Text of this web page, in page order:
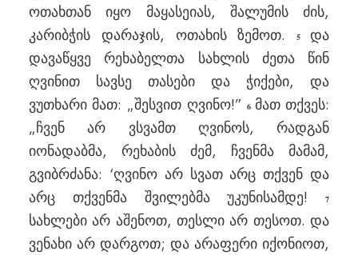
ოთახთან იყო მაყასეიას, შალუმის ძის,
კარიბჭის დარაჯის, ოთახის ზემოთ.5 და
დავაწყვე რეხაბელთა სახლის ძეთა წინ
ღვინით სავსე თასები და ჭიქები, და
ვუთხარი მათ: „შესვით ღვინო!”6 მათ თქვეს:
„ჩვენ არ ვსვამთ ღვინოს, რადგან
იონადაბმა, რეხაბის ძემ, ჩვენმა მამამ,
გვიბრძანა: ‘ღვინო არ სვათ არც თქვენ და
არც თქვენმა შვილებმა უკუნისამდე!7
სახლები არ აშენოთ, თესლი არ თესოთ. და
ვენახი არ დარგოთ; და არაფერი იქონიოთ,